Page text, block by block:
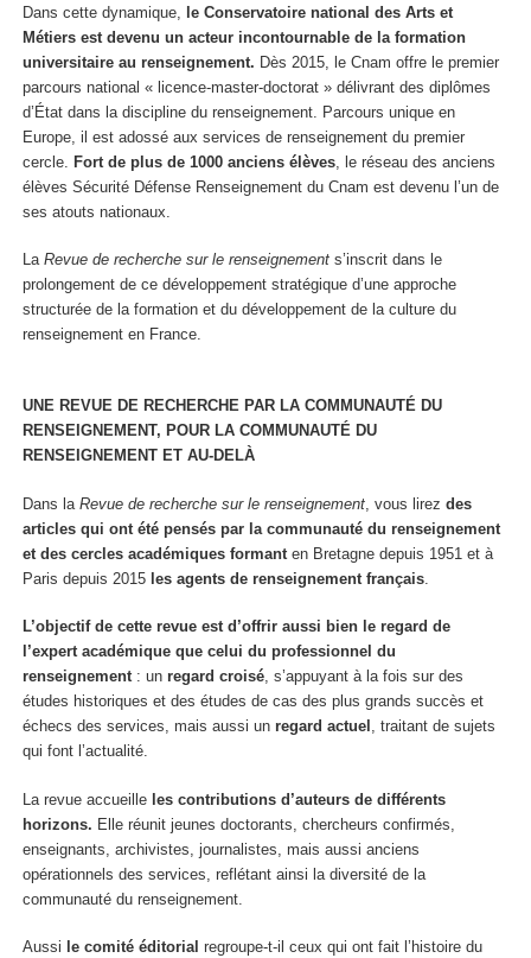
Dans cette dynamique, le Conservatoire national des Arts et
Métiers est devenu un acteur incontournable de la formation
universitaire au renseignement. Dès 2015, le Cnam offre le premier
parcours national « licence-master-doctorat » délivrant des diplômes
d’État dans la discipline du renseignement. Parcours unique en
Europe, il est adossé aux services de renseignement du premier
cercle. Fort de plus de 1000 anciens élèves , le réseau des anciens
élèves Sécurité Défense Renseignement du Cnam est devenu l’un de
ses atouts nationaux.
La Revue de recherche sur le renseignement s’inscrit dans le
prolongement de ce développement stratégique d’une approche
structurée de la formation et du développement de la culture du
renseignement en France.
UNE REVUE DE RECHERCHE PAR LA COMMUNAUTÉ DU
RENSEIGNEMENT, POUR LA COMMUNAUTÉ DU
RENSEIGNEMENT ET AU-DELÀ
Dans la Revue de recherche sur le renseignement , vous lirez des
articles qui ont été pensés par la communauté du renseignement
et des cercles académiques formant en Bretagne depuis 1951 et à
Paris depuis 2015 les agents de renseignement français
L’objectif de cette revue est d’offrir aussi bien le regard de
l’expert académique que celui du professionnel du
renseignement: un regard croisé, s’appuyant à la fois sur des
études historiques et des études de cas des plus grands succès et
échecs des services, mais aussi un regard actuel , traitant de sujets
qui font l’actualité.
La revue accueille les contributions d’auteurs de différents
horizons. Elle réunit jeunes doctorants, chercheurs confirmés,
enseignants, archivistes, journalistes, mais aussi anciens
opérationnels des services, reflétant ainsi la diversité de la
communauté du renseignement.
Aussi le comité éditorial regroupe-t-il ceux qui ont fait l’histoire du